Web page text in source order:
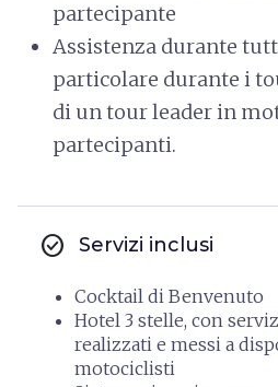
partecipante
Assistenza durante
particolare durante i
di un tour leader in
partecipanti.
check_circle Servizi inclusi
Cocktail di Benvenuto
Hotel 3 stelle, con
realizzati e messi a
motociclisti